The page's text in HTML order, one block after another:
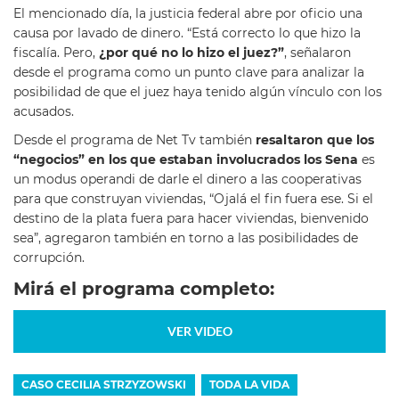
El mencionado día, la justicia federal abre por oficio una
causa por lavado de dinero. “Está correcto lo que hizo la
fiscalía. Pero, ¿por qué no lo hizo el juez?”, señalaron
desde el programa como un punto clave para analizar la
posibilidad de que el juez haya tenido algún vínculo con los
acusados.
Desde el programa de Net Tv también resaltaron que los
“negocios” en los que estaban involucrados los Sena es
un modus operandi de darle el dinero a las cooperativas
para que construyan viviendas, “Ojalá el fin fuera ese. Si el
destino de la plata fuera para hacer viviendas, bienvenido
sea”, agregaron también en torno a las posibilidades de
corrupción.
Mirá el programa completo:
VER VIDEO
CASO CECILIA STRZYZOWSKI TODA LA VIDA